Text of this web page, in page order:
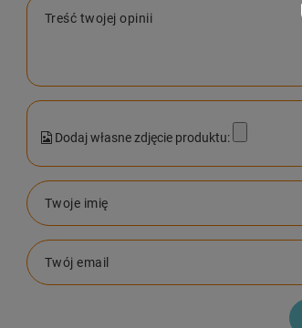
Treść twojej opinii
Dodaj własne zdjęcie produktu:
Twoje imię
Twój email